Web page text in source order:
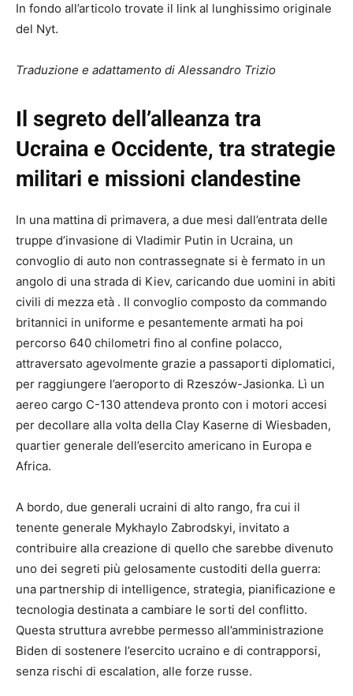
In fondo all’articolo trovate il link al lunghissimo originale
del Nyt.
Traduzione e adattamento di Alessandro Trizio
Il segreto dell’alleanza tra
Ucraina e Occidente, tra strategie
militari e missioni clandestine
In una mattina di primavera, a due mesi dall’entrata delle
truppe d’invasione di Vladimir Putin in Ucraina, un
convoglio di auto non contrassegnate si è fermato in un
angolo di una strada di Kiev, caricando due uomini in abiti
civili di mezza età . Il convoglio composto da commando
britannici in uniforme e pesantemente armati ha poi
percorso 640 chilometri fino al confine polacco,
attraversato agevolmente grazie a passaporti diplomatici,
per raggiungere l’aeroporto di Rzeszów-Jasionka. Lì un
aereo cargo C-130 attendeva pronto con i motori accesi
per decollare alla volta della Clay Kaserne di Wiesbaden,
quartier generale dell’esercito americano in Europa e
Africa.
A bordo, due generali ucraini di alto rango, fra cui il
tenente generale Mykhaylo Zabrodskyi, invitato a
contribuire alla creazione di quello che sarebbe divenuto
uno dei segreti più gelosamente custoditi della guerra:
una partnership di intelligence, strategia, pianificazione e
tecnologia destinata a cambiare le sorti del conflitto.
Questa struttura avrebbe permesso all’amministrazione
Biden di sostenere l’esercito ucraino e di contrapporsi,
senza rischi di escalation, alle forze russe.